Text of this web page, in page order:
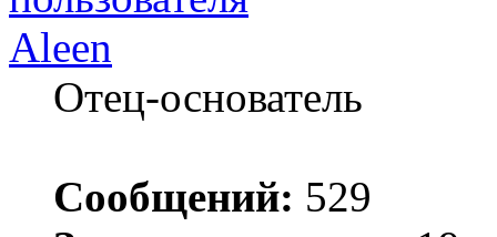
Aleen
Отец-основатель
Сообщений: 529